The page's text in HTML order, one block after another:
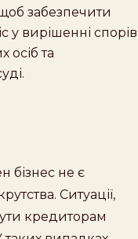
забезпечити
вирішенні спорів
осіб та
бізнес не є
Ситуації,
кредиторам